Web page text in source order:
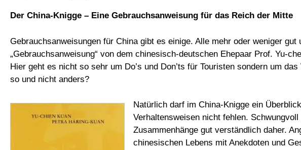
Der China-Knigge – Eine Gebrauchsanweisung für das Reich der Mitte
Gebrauchsanweisungen für China gibt es einige. Alle mehr oder weniger
„Gebrauchsanweisung“ von dem chinesisch-deutschen Ehepaar Prof. Yu-
Hier geht es nicht so sehr um Do’s und Don’ts für Touristen sondern um
so und nicht anders?
Natürlich darf im China-Knigge ein
Verhaltensweisen nicht fehlen.
Zusammenhänge gut verständlich daher.
chinesischen Lebens mit Anekdoten und